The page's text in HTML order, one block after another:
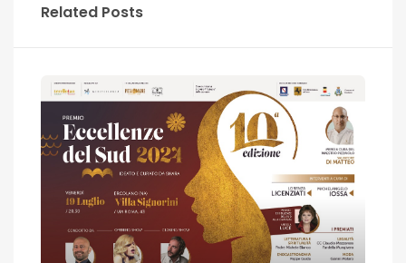
Related Posts